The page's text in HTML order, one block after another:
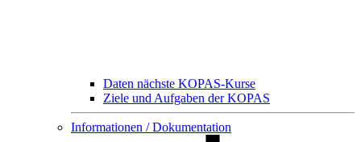
Daten nächste KOPAS-Kurse
Ziele und Aufgaben der KOPAS
Informationen / Dokumentation